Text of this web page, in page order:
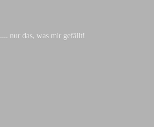
.... nur das, was mir gefällt!